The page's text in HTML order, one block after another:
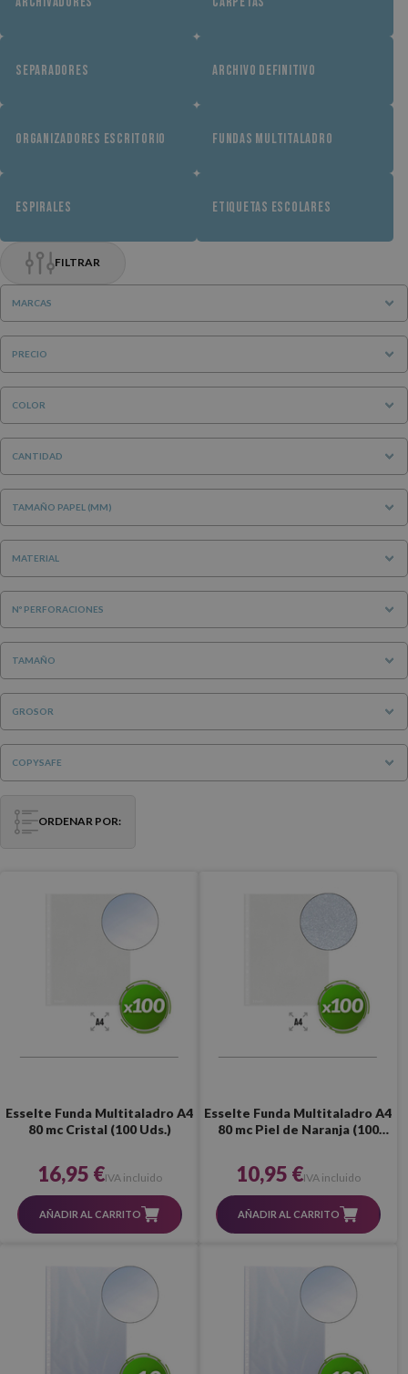
SEPARADORES ARCHIVO DEFINITIVO
ORGANIZADORES ESCRITORIO FUNDAS MULTITALADRO
ESPIRALES ETIQUETAS ESCOLARES
FILTRAR
MARCAS
PRECIO
COLOR
CANTIDAD
TAMAÑO PAPEL (MM)
MATERIAL
Nº PERFORACIONES
TAMAÑO
GROSOR
COPYSAFE
ORDENAR POR:
Esselte Funda Multitaladro A4
80 mc Cristal (100 Uds.)
16,95 €IVA incluido
AÑADIR AL CARRITO
Esselte Funda Multitaladro A4
80 mc Piel de Naranja (100
10,95 €IVA incluido
AÑADIR AL CARRITO